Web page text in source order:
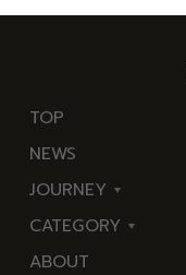
TOP
NEWS
JOURNEY
東
伊
CATEGORY
海
ABOUT